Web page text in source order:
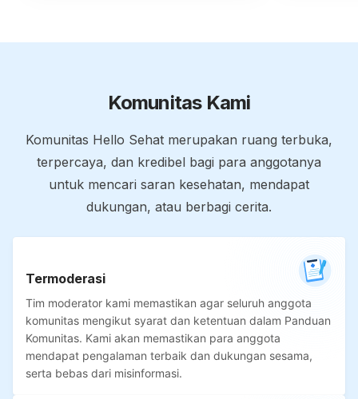
Komunitas Kami
Komunitas Hello Sehat merupakan ruang terbuka,
terpercaya, dan kredibel bagi para anggotanya
untuk mencari saran kesehatan, mendapat
dukungan, atau berbagi cerita.
Termoderasi
Tim moderator kami memastikan agar seluruh anggota
komunitas mengikut syarat dan ketentuan dalam Panduan
Komunitas. Kami akan memastikan para anggota
mendapat pengalaman terbaik dan dukungan sesama,
serta bebas dari misinformasi.